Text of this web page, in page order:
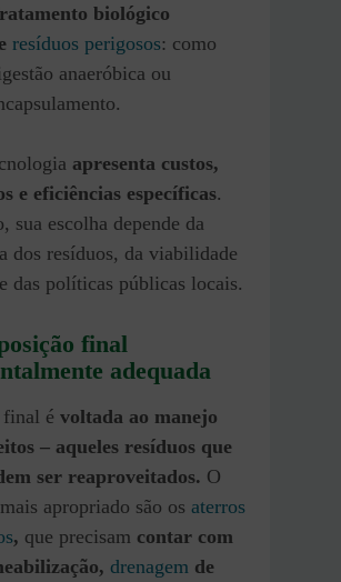
biológico
resíduos perigosos: como
anaeróbica ou
apresenta custos,
e eficiências específicas.
sua escolha depende da
dos resíduos, da viabilidade
das políticas públicas locais.
final
adequada
final é voltada ao manejo
– aqueles resíduos que
ser reaproveitados. O
apropriado são os aterros
, que precisam contar com
drenagem de